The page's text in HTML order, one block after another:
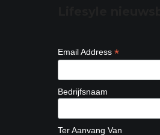
Email Address *
Bedrijfsnaam
Ter Aanvang Van